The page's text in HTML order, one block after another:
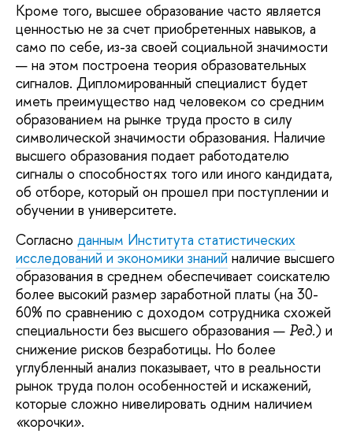
Кроме того, высшее образование часто является
ценностью не за счет приобретенных навыков, а
само по себе, из-за своей социальной значимости
— на этом построена теория образовательных
сигналов. Дипломированный специалист будет
иметь преимущество над человеком со средним
образованием на рынке труда просто в силу
символической значимости образования. Наличие
высшего образования подает работодателю
сигналы о способностях того или иного кандидата,
об отборе, который он прошел при поступлении и
обучении в университете.
Согласно данным Института статистических
исследований и экономики знаний наличие высшего
образования в среднем обеспечивает соискателю
более высокий размер заработной платы (на 30-
60% по сравнению с доходом сотрудника схожей
специальности без высшего образования — Ред.) и
снижение рисков безработицы. Но более
углубленный анализ показывает, что в реальности
рынок труда полон особенностей и искажений,
которые сложно нивелировать одним наличием
«корочки».